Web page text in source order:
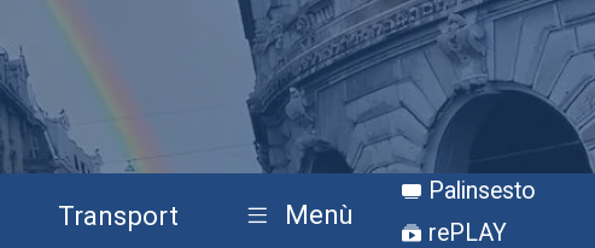
Transport Menù
Palinsesto
rePLAY